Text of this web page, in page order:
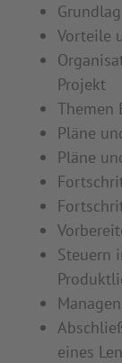
Vorteile
Projekt
Themen
Pläne
Pläne
Steuern
eines